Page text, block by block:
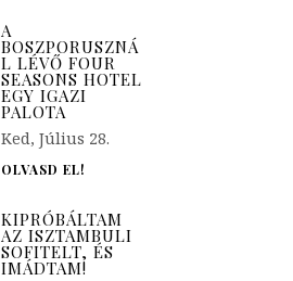
A
BOSZPORUSZNÁ
L LÉVŐ FOUR
SEASONS HOTEL
EGY IGAZI
PALOTA
Ked, Július 28.
OLVASD EL!
KIPRÓBÁLTAM
AZ ISZTAMBULI
SOFITELT, ÉS
IMÁDTAM!